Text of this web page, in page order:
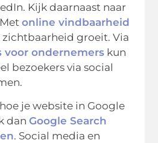
Kijk daarnaast naar
online vindbaarheid
zichtbaarheid groeit. Via
voor ondernemers kun
bezoekers via social
je website in Google
danGoogle Search
. Social media en